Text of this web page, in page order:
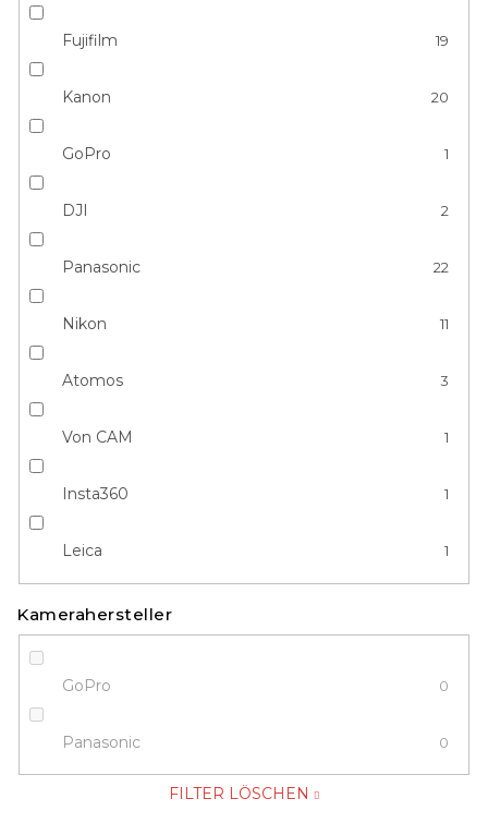
Fujifilm 19
Kanon 20
GoPro 1
DJI 2
Panasonic 22
Nikon 11
Atomos 3
Von CAM 1
Insta360 1
Leica 1
Kamerahersteller
GoPro 0
Panasonic 0
FILTER LÖSCHEN